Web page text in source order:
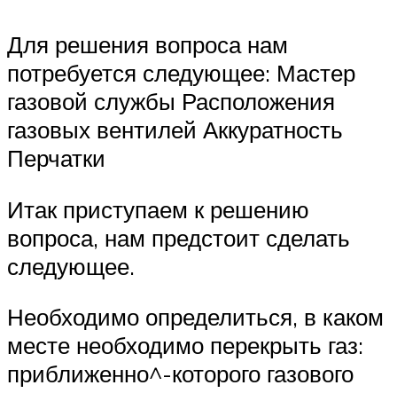
Для решения вопроса нам
потребуется следующее: Мастер
газовой службы Расположения
газовых вентилей Аккуратность
Перчатки
Итак приступаем к решению
вопроса, нам предстоит сделать
следующее.
Необходимо определиться, в каком
месте необходимо перекрыть газ:
приближенно^-которого газового